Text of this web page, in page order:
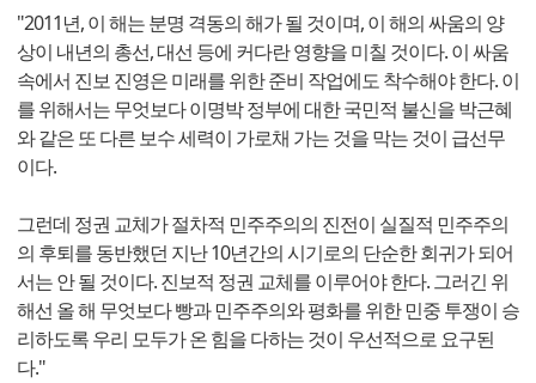
"2011년, 이 해는 분명 격동의 해가 될 것이며, 이 해의 싸움의 양
상이 내년의 총선, 대선 등에 커다란 영향을 미칠 것이다. 이 싸움
속에서 진보 진영은 미래를 위한 준비 작업에도 착수해야 한다. 이
를 위해서는 무엇보다 이명박 정부에 대한 국민적 불신을 박근혜
와 같은 또 다른 보수 세력이 가로채 가는 것을 막는 것이 급선무
이다.
그런데 정권 교체가 절차적 민주주의의 진전이 실질적 민주주의
의 후퇴를 동반했던 지난 10년간의 시기로의 단순한 회귀가 되어
서는 안 될 것이다. 진보적 정권 교체를 이루어야 한다. 그러긴 위
해선 올 해 무엇보다 빵과 민주주의와 평화를 위한 민중 투쟁이 승
리하도록 우리 모두가 온 힘을 다하는 것이 우선적으로 요구된
다."